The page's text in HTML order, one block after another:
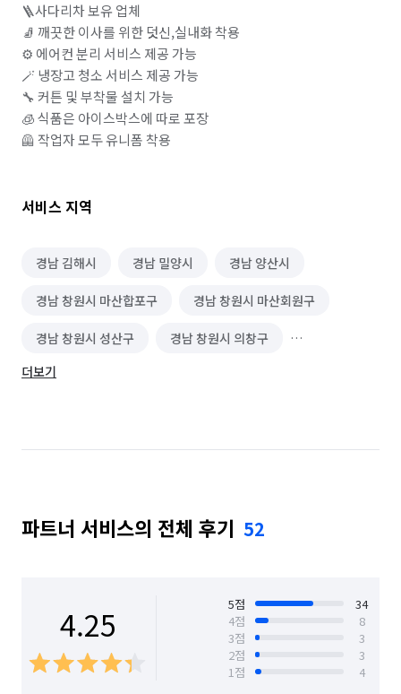
🪜사다리차 보유 업체
🧦 깨끗한 이사를 위한 덧신,실내화 착용
⚙️ 에어컨 분리 서비스 제공 가능
🪄 냉장고 청소 서비스 제공 가능
🔧 커튼 및 부착물 설치 가능
🧊 식품은 아이스박스에 따로 포장
🦺 작업자 모두 유니폼 착용
서비스 지역
경남 김해시 경남 밀양시 경남 양산시
경남 창원시 마산합포구 경남 창원시 마산회원구
경남 창원시 성산구 경남 창원시 의창구
경남 창원시 진해구
부산 동래구 부산 부산진구 부산 북구
부산 수영구 부산 연제구 부산 영도구
더보기
파트너 서비스의 전체 후기 52
4.25 5점
34
4점
8
3점
3
2점
3
1점
4